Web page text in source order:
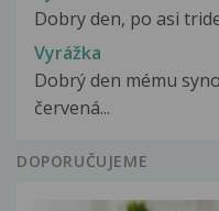
Dobry den, po asi
Vyrážka
Dobrý den mému
červená...
DOPORUČUJEME